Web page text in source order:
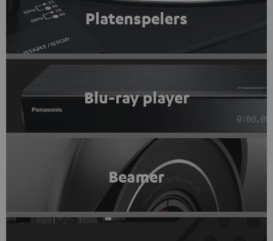
Platenspelers
Blu-ray player
Beamer